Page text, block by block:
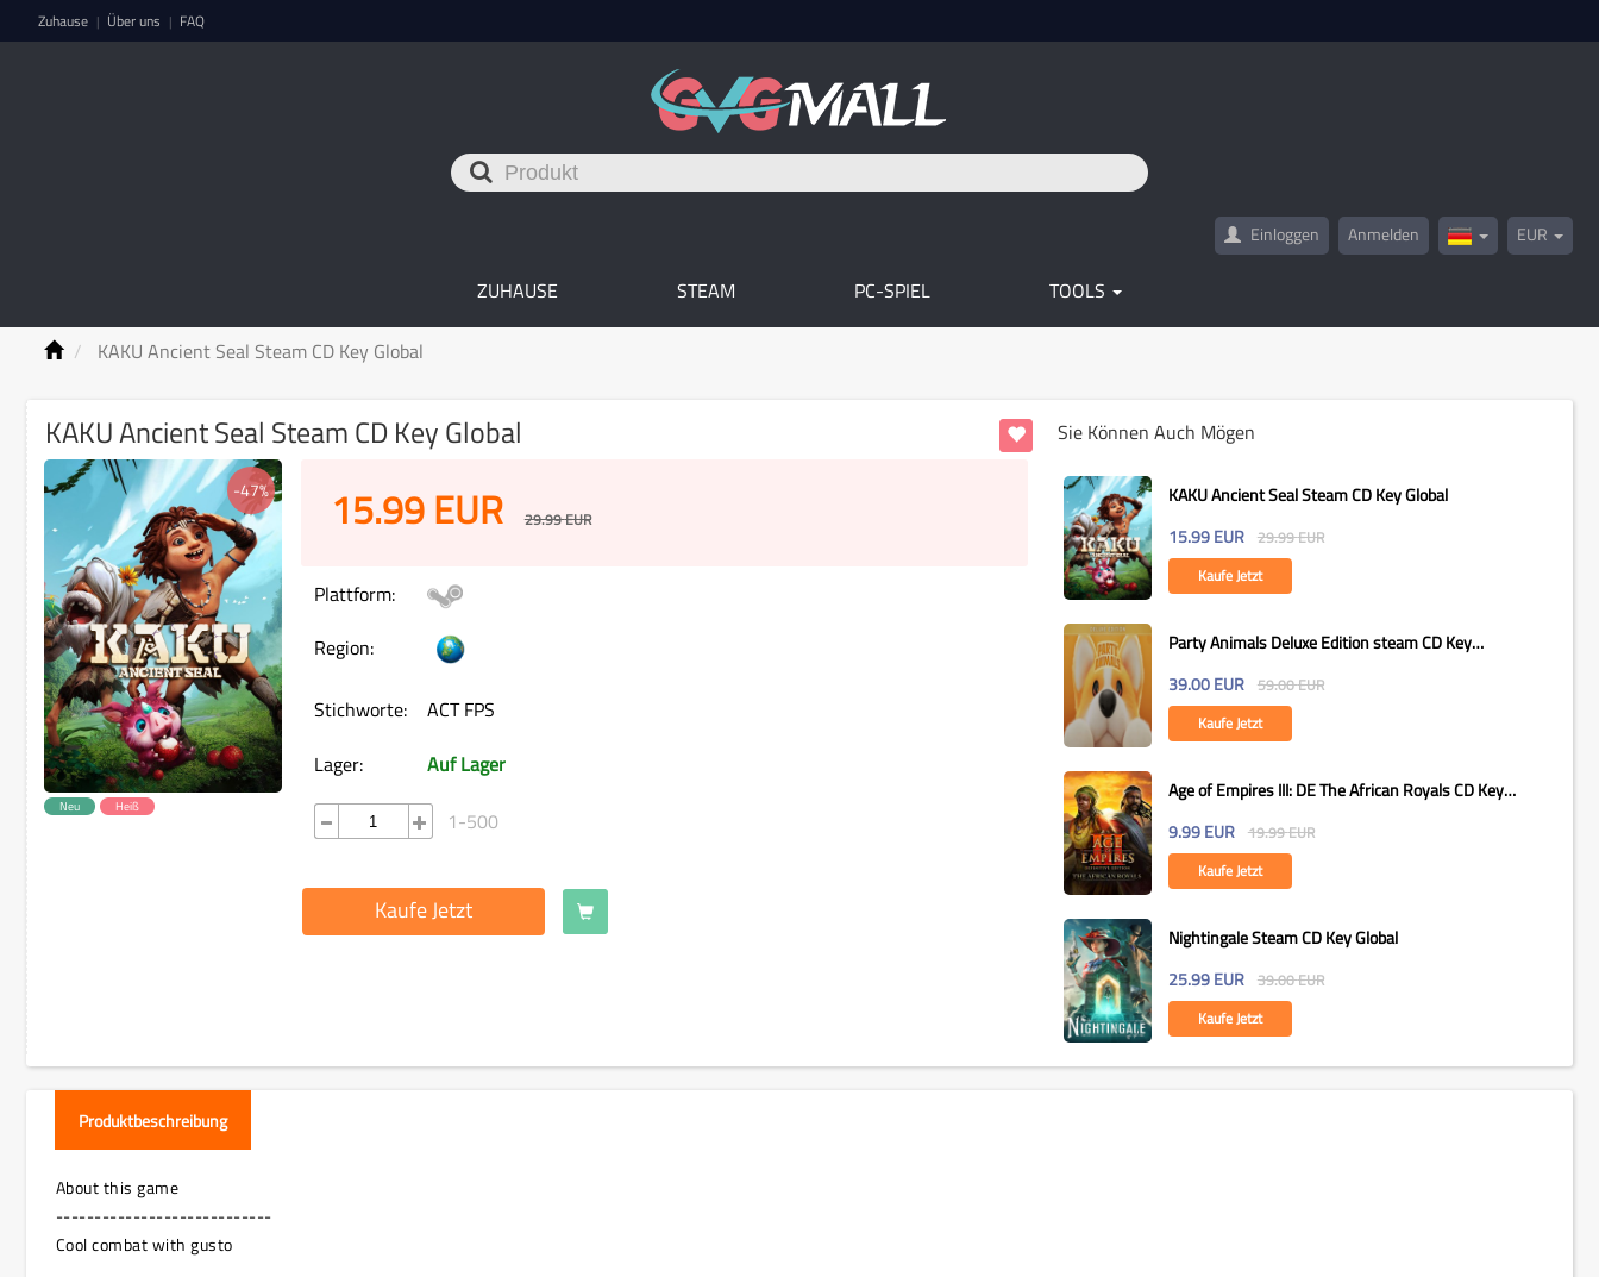
Zuhause | Über uns | FAQ
Einloggen Anmelden EUR
ZUHAUSE STEAM PC-SPIEL TOOLS
KAKU Ancient Seal Steam CD Key Global
KAKU Ancient Seal Steam CD Key Global
-47%
Neu Heiß
15.99EUR 29.99EUR
Plattform:
Region:
Stichworte:
ACT FPS
Lager:
Auf Lager
1-500
Kaufe Jetzt
Sie Können Auch Mögen
KAKU Ancient Seal Steam CD Key Global
15.99 EUR 29.99EUR
Kaufe Jetzt
Party Animals Deluxe Edition steam CD Key
39.00 EUR 59.00EUR
Kaufe Jetzt
Age of Empires III: DE The African Royals CD Key
Global
9.99 EUR 19.99EUR
Kaufe Jetzt
Nightingale Steam CD Key Global
25.99 EUR 39.00EUR
Kaufe Jetzt
Produktbeschreibung
About this game
----------------------------
Cool combat with gusto